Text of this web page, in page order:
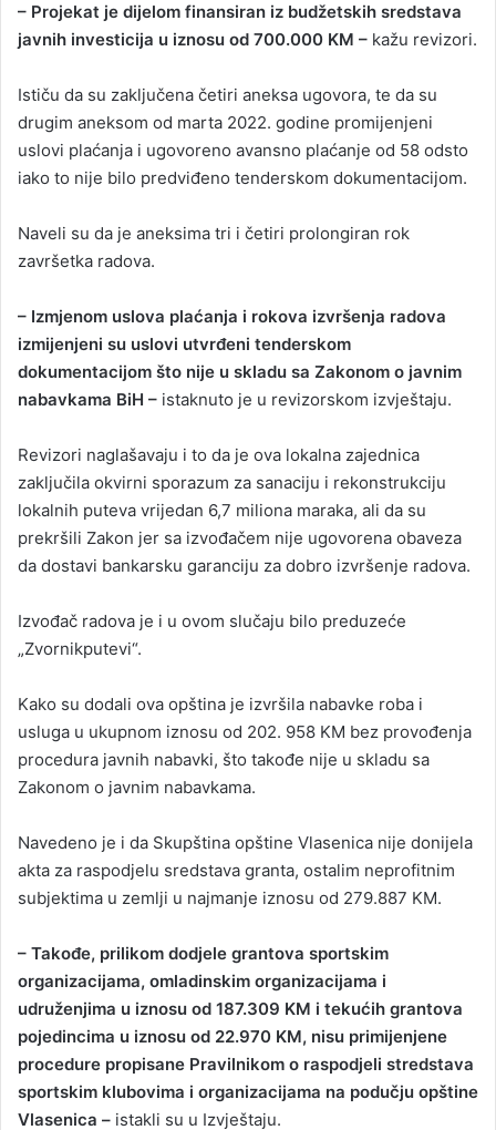
– Projekat je dijelom finansiran iz budžetskih sredstava
javnih investicija u iznosu od 700.000 KM – kažu revizori.
Ističu da su zaključena četiri aneksa ugovora, te da su
drugim aneksom od marta 2022. godine promijenjeni
uslovi plaćanja i ugovoreno avansno plaćanje od 58 odsto
iako to nije bilo predviđeno tenderskom dokumentacijom.
Naveli su da je aneksima tri i četiri prolongiran rok
završetka radova.
– Izmjenom uslova plaćanja i rokova izvršenja radova
izmijenjeni su uslovi utvrđeni tenderskom
dokumentacijom što nije u skladu sa Zakonom o javnim
nabavkama BiH – istaknuto je u revizorskom izvještaju.
Revizori naglašavaju i to da je ova lokalna zajednica
zaključila okvirni sporazum za sanaciju i rekonstrukciju
lokalnih puteva vrijedan 6,7 miliona maraka, ali da su
prekršili Zakon jer sa izvođačem nije ugovorena obaveza
da dostavi bankarsku garanciju za dobro izvršenje radova.
Izvođač radova je i u ovom slučaju bilo preduzeće
„Zvornikputevi“.
Kako su dodali ova opština je izvršila nabavke roba i
usluga u ukupnom iznosu od 202. 958 KM bez provođenja
procedura javnih nabavki, što takođe nije u skladu sa
Zakonom o javnim nabavkama.
Navedeno je i da Skupština opštine Vlasenica nije donijela
akta za raspodjelu sredstava granta, ostalim neprofitnim
subjektima u zemlji u najmanje iznosu od 279.887 KM.
– Takođe, prilikom dodjele grantova sportskim
organizacijama, omladinskim organizacijama i
udruženjima u iznosu od 187.309 KM i tekućih grantova
pojedincima u iznosu od 22.970 KM, nisu primijenjene
procedure propisane Pravilnikom o raspodjeli stredstava
sportskim klubovima i organizacijama na podučju opštine
Vlasenica – istakli su u Izvještaju.